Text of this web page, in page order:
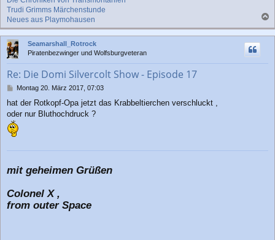
Trudi Grimms Märchenstunde
Neues aus Playmohausen
a
c
Seamarshall_Rotrock
Piratenbezwinger und Wolfsburgveteran
Re: Die Domi Silvercolt Show - Episode 17
B
i
t
r
a
Montag 20. März 2017, 07:03
hat der Rotkopf-Opa jetzt das Krabbeltierchen verschluckt ,
oder nur Bluthochdruck ?
mit geheimen Grüßen
Colonel X ,
from outer Space